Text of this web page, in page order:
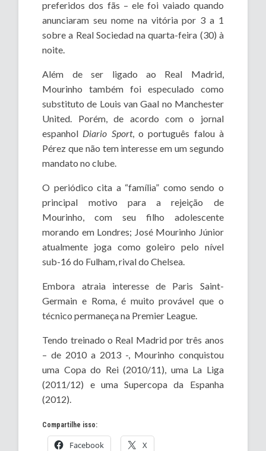
preferidos dos fãs – ele foi vaiado quando
anunciaram seu nome na vitória por 3 a 1
sobre a Real Sociedad na quarta-feira (30) à
noite.
Além de ser ligado ao Real Madrid,
Mourinho também foi especulado como
substituto de Louis van Gaal no Manchester
United. Porém, de acordo com o jornal
espanhol Diario Sport, o português falou à
Pérez que não tem interesse em um segundo
mandato no clube.
O periódico cita a “família” como sendo o
principal motivo para a rejeição de
Mourinho, com seu filho adolescente
morando em Londres; José Mourinho Júnior
atualmente joga como goleiro pelo nível
sub-16 do Fulham, rival do Chelsea.
Embora atraia interesse de Paris Saint-
Germain e Roma, é muito provável que o
técnico permaneça na Premier League.
Tendo treinado o Real Madrid por três anos
– de 2010 a 2013 -, Mourinho conquistou
uma Copa do Rei (2010/11), uma La Liga
(2011/12) e uma Supercopa da Espanha
(2012).
Compartilhe isso:
Facebook X